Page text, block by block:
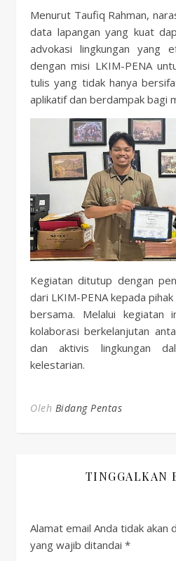
Menurut Taufiq Rahman,
data lapangan yang kuat
advokasi lingkungan yang
dengan misi LKIM-PENA
tulis yang tidak hanya
aplikatif dan berdampak bagi
Kegiatan ditutup dengan
dari LKIM-PENA kepada
bersama. Melalui kegiatan
kolaborasi berkelanjutan
dan aktivis lingkungan
kelestarian.
Oleh Bidang Pentas
TINGGALKAN
Alamat email Anda tidak akan
yang wajib ditandai *